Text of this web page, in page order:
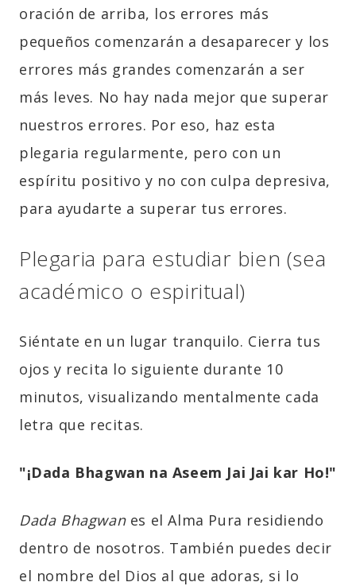
oración de arriba, los errores más
pequeños comenzarán a desaparecer y los
errores más grandes comenzarán a ser
más leves. No hay nada mejor que superar
nuestros errores. Por eso, haz esta
plegaria regularmente, pero con un
espíritu positivo y no con culpa depresiva,
para ayudarte a superar tus errores.
Plegaria para estudiar bien (sea
académico o espiritual)
Siéntate en un lugar tranquilo. Cierra tus
ojos y recita lo siguiente durante 10
minutos, visualizando mentalmente cada
letra que recitas.
"¡Dada Bhagwan na Aseem Jai Jai kar Ho!"
Dada Bhagwanes el Alma Pura residiendo
dentro de nosotros. También puedes decir
el nombre del Dios al que adoras, si lo